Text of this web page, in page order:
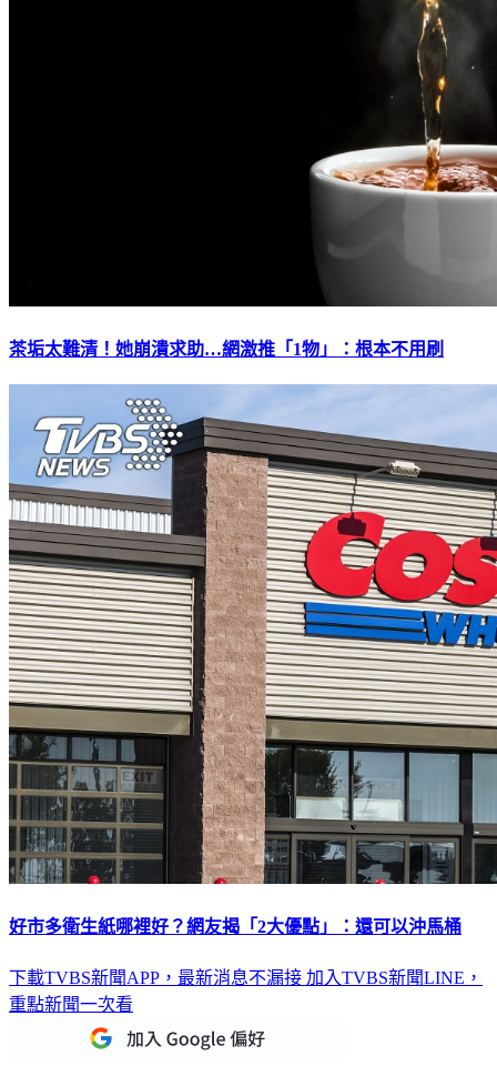
茶垢太難清！她崩潰求助…網激推「1物」：根本不用刷
好市多衛生紙哪裡好？網友揭「2大優點」：還可以沖馬桶
下載TVBS新聞APP，最新消息不漏接 加入TVBS新聞LINE，
重點新聞一次看